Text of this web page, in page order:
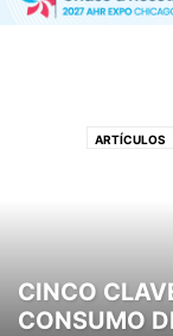
ARTÍCULOS
CINCO
CONSUMO